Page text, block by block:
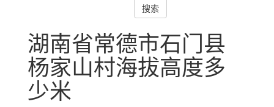
搜索
湖南省常德市石门县
杨家山村海拔高度多
少米